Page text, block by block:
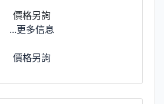
價格另詢
...更多信息
價格另詢